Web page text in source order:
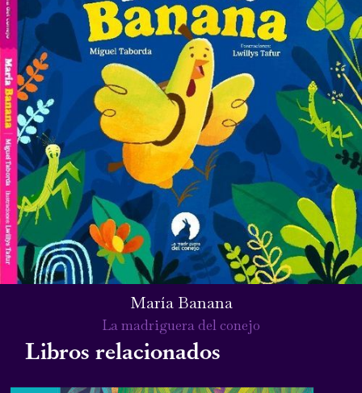
María Banana
La madriguera del conejo
Libros relacionados